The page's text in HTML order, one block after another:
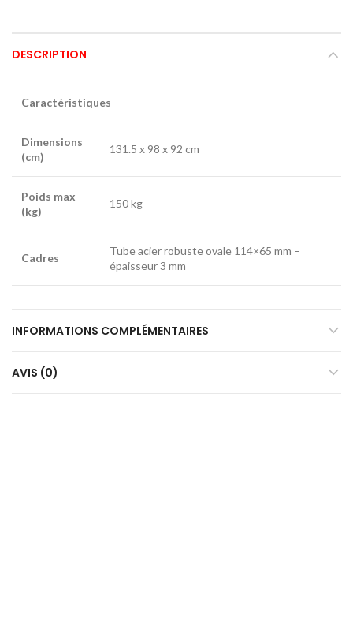
DESCRIPTION
Caractéristiques
Dimensions
(cm)
131.5 x 98 x 92 cm
Poids max
(kg)
150 kg
Cadres
Tube acier robuste ovale 114×65 mm –
épaisseur 3 mm
INFORMATIONS COMPLÉMENTAIRES
AVIS (0)